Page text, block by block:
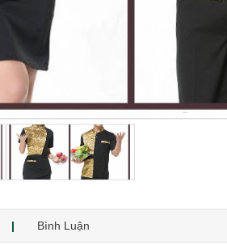
Bình Luận